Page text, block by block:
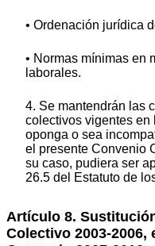
• Ordenación jurídica
• Normas mínimas en
laborales.
4. Se mantendrán las
colectivos vigentes en
oponga o sea
el presente Convenio
su caso, pudiera ser
26.5 del Estatuto de
Artículo 8.
Colectivo 2003-2006,